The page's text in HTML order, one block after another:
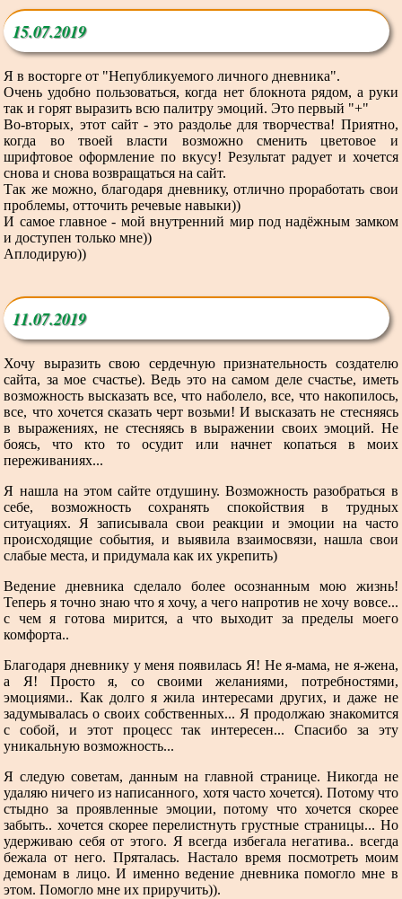
15.07.2019
Я в восторге от "Непубликуемого личного дневника".
Очень удобно пользоваться, когда нет блокнота рядом, а руки
так и горят выразить всю палитру эмоций. Это первый "+"
Во-вторых, этот сайт - это раздолье для творчества! Приятно,
когда во твоей власти возможно сменить цветовое и
шрифтовое оформление по вкусу! Результат радует и хочется
снова и снова возвращаться на сайт.
Так же можно, благодаря дневнику, отлично проработать свои
проблемы, отточить речевые навыки))
И самое главное - мой внутренний мир под надёжным замком
и доступен только мне))
Аплодирую))
11.07.2019
Хочу выразить свою сердечную признательность создателю
сайта, за мое счастье). Ведь это на самом деле счастье, иметь
возможность высказать все, что наболело, все, что накопилось,
все, что хочется сказать черт возьми! И высказать не стесняясь
в выражениях, не стесняясь в выражении своих эмоций. Не
боясь, что кто то осудит или начнет копаться в моих
переживаниях...
Я нашла на этом сайте отдушину. Возможность разобраться в
себе, возможность сохранять спокойствия в трудных
ситуациях. Я записывала свои реакции и эмоции на часто
происходящие события, и выявила взаимосвязи, нашла свои
слабые места, и придумала как их укрепить)
Ведение дневника сделало более осознанным мою жизнь!
Теперь я точно знаю что я хочу, а чего напротив не хочу вовсе...
с чем я готова мирится, а что выходит за пределы моего
комфорта..
Благодаря дневнику у меня появилась Я! Не я-мама, не я-жена,
а Я! Просто я, со своими желаниями, потребностями,
эмоциями.. Как долго я жила интересами других, и даже не
задумывалась о своих собственных... Я продолжаю знакомится
с собой, и этот процесс так интересен... Спасибо за эту
уникальную возможность...
Я следую советам, данным на главной странице. Никогда не
удаляю ничего из написанного, хотя часто хочется). Потому что
стыдно за проявленные эмоции, потому что хочется скорее
забыть.. хочется скорее перелистнуть грустные страницы... Но
удерживаю себя от этого. Я всегда избегала негатива.. всегда
бежала от него. Пряталась. Настало время посмотреть моим
демонам в лицо. И именно ведение дневника помогло мне в
этом. Помогло мне их приручить)).